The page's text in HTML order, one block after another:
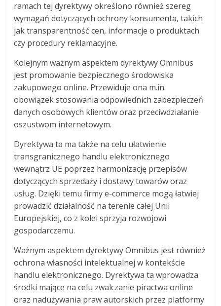
ramach tej dyrektywy określono również szereg
wymagań dotyczących ochrony konsumenta, takich
jak transparentność cen, informacje o produktach
czy procedury reklamacyjne.
Kolejnym ważnym aspektem dyrektywy Omnibus
jest promowanie bezpiecznego środowiska
zakupowego online. Przewiduje ona m.in.
obowiązek stosowania odpowiednich zabezpieczeń
danych osobowych klientów oraz przeciwdziałanie
oszustwom internetowym.
Dyrektywa ta ma także na celu ułatwienie
transgranicznego handlu elektronicznego
wewnątrz UE poprzez harmonizację przepisów
dotyczących sprzedaży i dostawy towarów oraz
usług. Dzięki temu firmy e-commerce mogą łatwiej
prowadzić działalność na terenie całej Unii
Europejskiej, co z kolei sprzyja rozwojowi
gospodarczemu.
Ważnym aspektem dyrektywy Omnibus jest również
ochrona własności intelektualnej w kontekście
handlu elektronicznego. Dyrektywa ta wprowadza
środki mające na celu zwalczanie piractwa online
oraz nadużywania praw autorskich przez platformy